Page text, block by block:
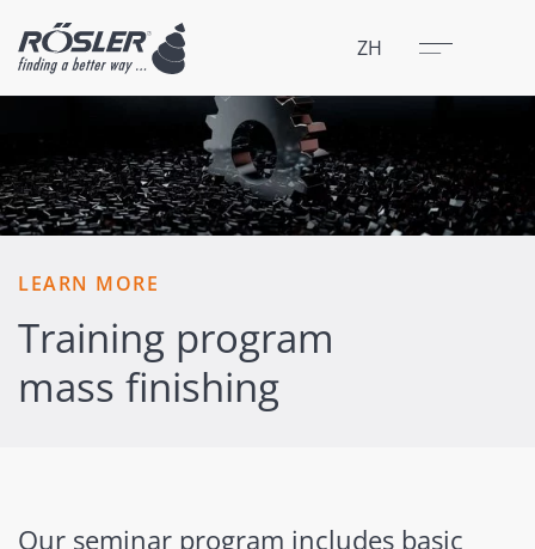
ZH 菜单
关闭
LEARN MORE
Training program
mass finishing
Our seminar program includes basic